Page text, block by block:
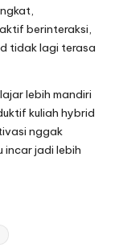
berinteraksi,
tidak lagi terasa
lebih mandiri
kuliah hybrid
nggak
incar jadi lebih